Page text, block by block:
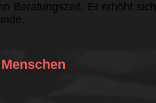
Beratungszeit. Er erhöht